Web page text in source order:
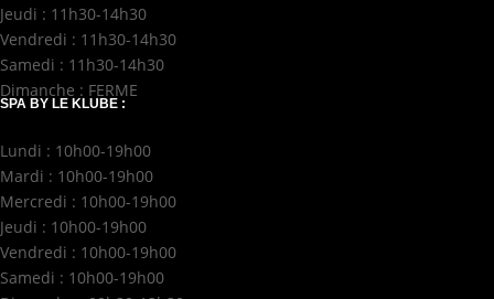
Jeudi : 11h30-14h30
Vendredi : 11h30-14h30
Samedi : 11h30-14h30
Dimanche : FERME
SPA BY LE KLUBE :
Lundi : 10h00-19h00
Mardi : 10h00-19h00
Mercredi : 10h00-19h00
Jeudi : 10h00-19h00
Vendredi : 10h00-19h00
Samedi : 10h00-19h00